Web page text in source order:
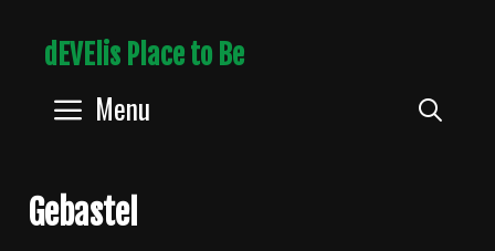
dEVElis Place to Be
Menu
Gebastel